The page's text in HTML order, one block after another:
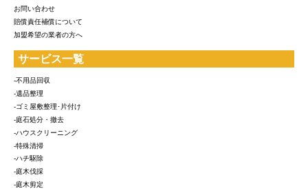
お問い合わせ
賠償責任補償について
加盟希望の業者の方へ
サービス一覧
-不用品回収
-遺品整理
-ゴミ屋敷整理･片付け
-庭石処分・撤去
-ハウスクリーニング
-特殊清掃
-ハチ駆除
-庭木伐採
-庭木剪定